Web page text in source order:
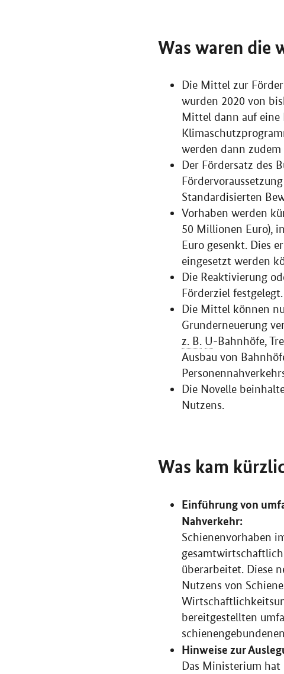
Was waren die
Die Mittel zur
wurden 2020 von
Mittel dann auf eine
werden dann
Der Fördersatz des
Standardisierten
Vorhaben werden
50 Millionen Euro),
Euro gesenkt. Dies
eingesetzt werden
Die Reaktivierung
Förderziel festgelegt.
Die Mittel können
Grunderneuerung
z. B. U-Bahnhöfe,
Ausbau von
Die Novelle
Nutzens.
Was kam
Einführung von
Nahverkehr:
Schienenvorhaben
überarbeitet. Diese
Nutzens von
bereitgestellten
schienengebundenen
Hinweise zur
Das Ministerium